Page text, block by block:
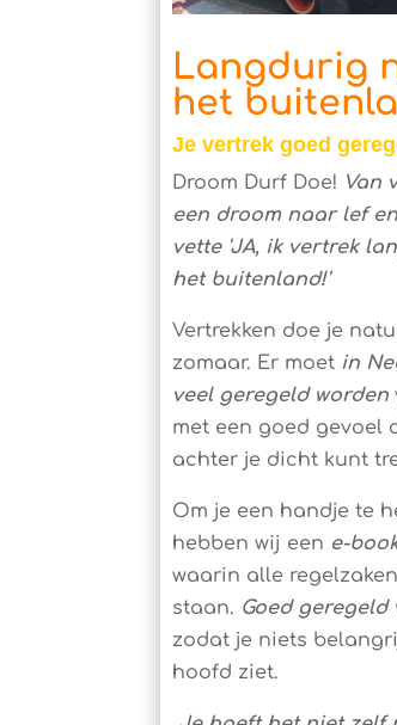
Langdurig
het
Je vertrek goed
Droom Durf Doe! Van
een droom naar lef
vette 'JA, ik vertrek
het buitenland!'
Vertrekken doe je
zomaar. Er moet in
veel geregeld worden
met een goed gevoel
achter je dicht kunt
Om je een handje te
hebben wij een e-
waarin alle
staan. Goed geregeld
zodat je niets
hoofd ziet.